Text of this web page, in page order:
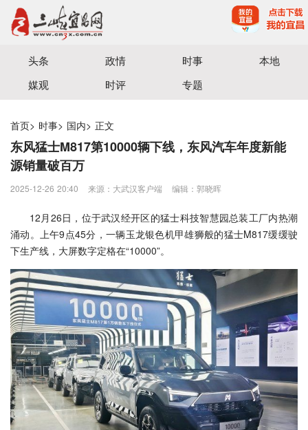
宜昌三峡融媒体中心主办
头条 政情 时事
本地
媒观
时评 专题
首页> 时事> 国内> 正文
东风猛士M817第10000辆下线，东风汽车年度新能
源销量破百万
2025-12-26 20:40 来源：大武汉客户端 编辑：郭晓晖
12月26日，位于武汉经开区的猛士科技智慧园总装工厂内热潮
涌动。上午9点45分，一辆玉龙银色机甲雄狮般的猛士M817缓缓驶
下生产线，大屏数字定格在“10000”。